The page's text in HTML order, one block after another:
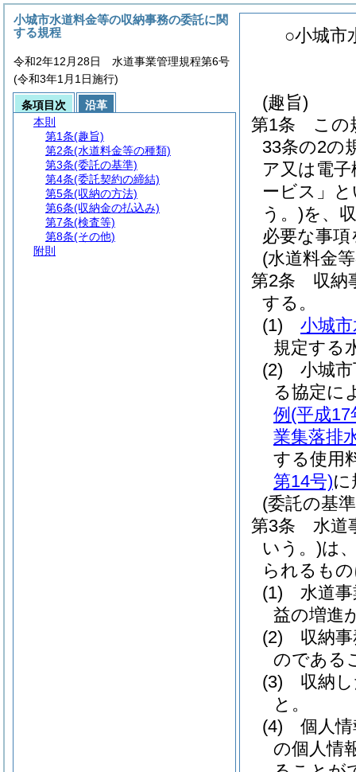
○小城市
(趣旨)
第1条
この
33条の2の
ア又は電
ービス」
う。)を、
必要な事
(水道料金
第2条
収納
する。
(1)
小城
規定する
(2)
小城
る協定に
例 (平成17
業集落排
する使用
第14号)に
(委託の基
第3条
水道
いう。)は
られるも
(1)
水道
益の増進
(2)
収納
のである
(3)
収納
と。
(4)
個人
の個人情
小城市水道料金等の収納事務の委託に関
する規程
令和2年12月28日 水道事業管理規程第6号
(令和3年1月1日施行)
条項目次
沿革
本則
第1条(趣旨)
第2条(水道料金等の種類)
第3条(委託の基準)
第4条(委託契約の締結)
第5条(収納の方法)
第6条(収納金の払込み)
第7条(検査等)
第8条(その他)
附則